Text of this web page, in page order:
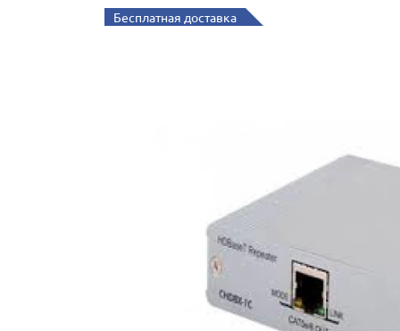
Бесплатная доставка